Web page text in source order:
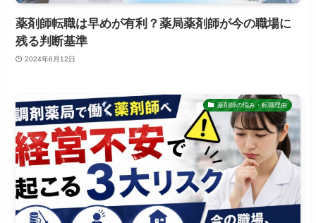
薬剤師転職は早めが有利？薬局薬剤師が今の職場に
残る判断基準
2024年6月12日
薬剤師の悩み・転職理由